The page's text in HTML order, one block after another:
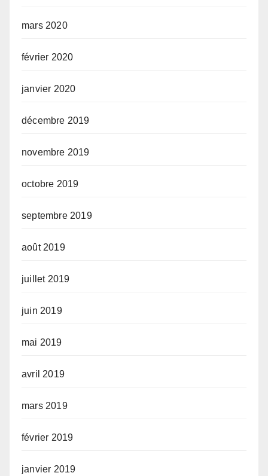
mars 2020
février 2020
janvier 2020
décembre 2019
novembre 2019
octobre 2019
septembre 2019
août 2019
juillet 2019
juin 2019
mai 2019
avril 2019
mars 2019
février 2019
janvier 2019